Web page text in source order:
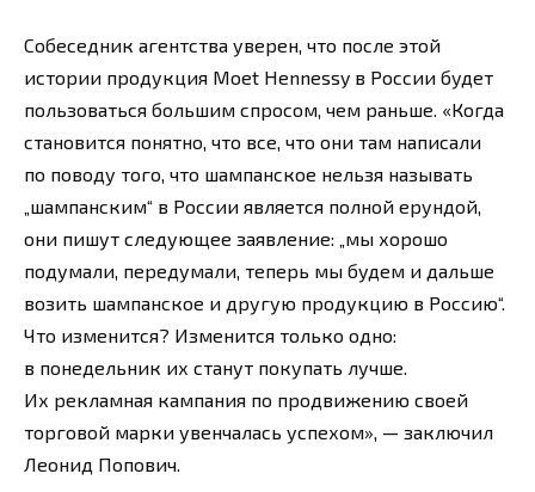
Собеседник агентства уверен, что после этой
истории продукция Moet Hennessy в России будет
пользоваться большим спросом, чем раньше. «Когда
становится понятно, что все, что они там написали
по поводу того, что шампанское нельзя называть
„шампанским“ в России является полной ерундой,
они пишут следующее заявление: „мы хорошо
подумали, передумали, теперь мы будем и дальше
возить шампанское и другую продукцию в Россию“.
Что изменится? Изменится только одно:
в понедельник их станут покупать лучше.
Их рекламная кампания по продвижению своей
торговой марки увенчалась успехом», — заключил
Леонид Попович.